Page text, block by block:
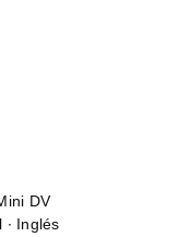
DV
Inglés